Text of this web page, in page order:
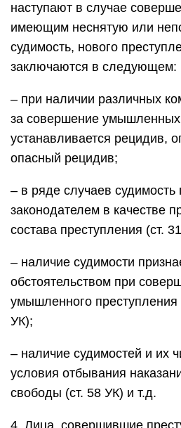
наступают в случае
имеющим неснятую или
судимость, нового
заключаются в следующем:
– при наличии различных
за совершение умышленных
устанавливается рецидив,
опасный рецидив;
– в ряде случаев судимость
законодателем в качестве
состава преступления (ст.
– наличие судимости
обстоятельством при
умышленного преступления
УК);
– наличие судимостей и их
условия отбывания
свободы (ст. 58 УК) и т.д.
4. Лица, совершившие